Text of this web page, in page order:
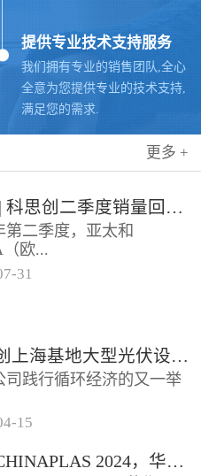
提供专业技术支持服务
我们拥有专业的销售团队,全心
全意为您提供专业的技术支持,
满足您的需求.
更多 +
财报 | 科思创二季度销量回升，稳步推进转型
第二季度，亚太和
欧...
-31
科思创上海基地大型光伏设施投运，聚氨酯创新赋能绿色能源
司践行循环经济的又一举
思创上海一体化基地的大
式光伏发电项目已于日前
-15
共赴CHINAPLAS 2024，华顺兴业邀您一同探索，共塑未来！